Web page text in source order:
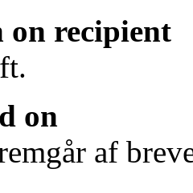
recipient
on
af